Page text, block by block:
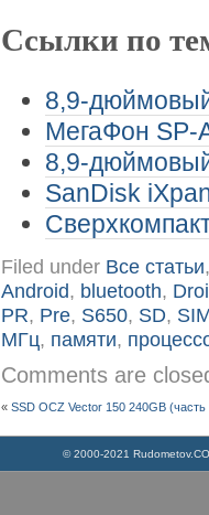
Ссылки по
8,9-
МегаФон SP-
8,9-
SanDisk
Filed under Все статьи
Android, bluetooth,
PR, Pre, S650, SD,
МГц, памяти,
Comments are
«SSD OCZ Vector 150 240GB (часть
© 2000-2021